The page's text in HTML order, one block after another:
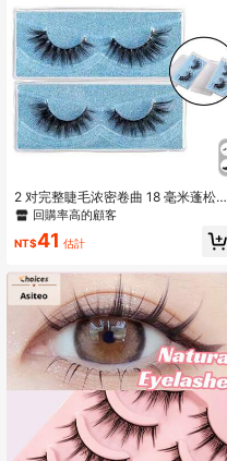
2 对完整睫毛浓密卷曲 18 毫米蓬松纤
细假睫毛日常浓密眼尾长条睫毛，睫
回購率高的顧客
NT$41 估計